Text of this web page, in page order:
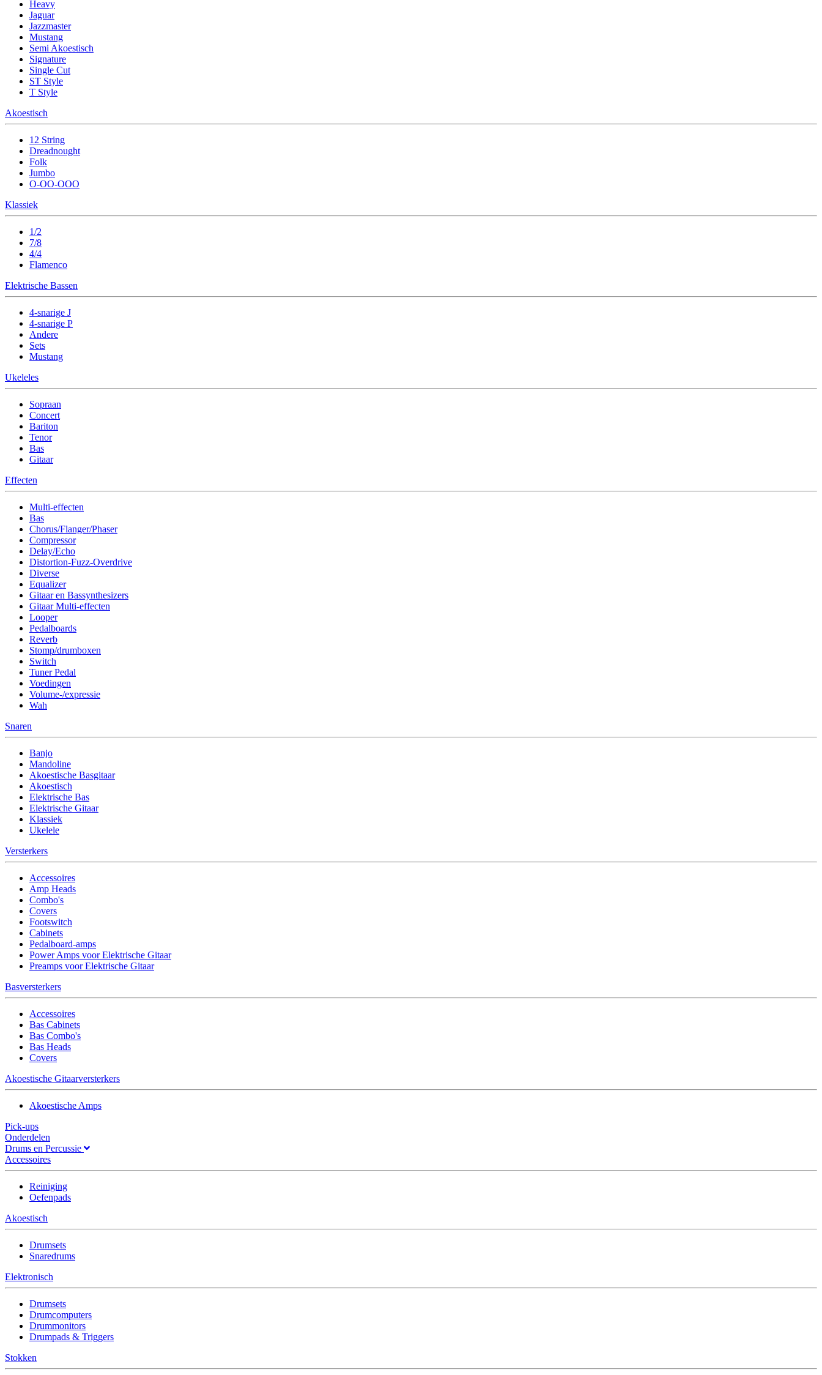
Heavy
Jaguar
Jazzmaster
Mustang
Semi Akoestisch
Signature
Single Cut
ST Style
T Style
Akoestisch
12 String
Dreadnought
Folk
Jumbo
O-OO-OOO
Klassiek
1/2
7/8
4/4
Flamenco
Elektrische Bassen
4-snarige J
4-snarige P
Andere
Sets
Mustang
Ukeleles
Sopraan
Concert
Bariton
Tenor
Bas
Gitaar
Effecten
Multi-effecten
Bas
Chorus/Flanger/Phaser
Compressor
Delay/Echo
Distortion-Fuzz-Overdrive
Diverse
Equalizer
Gitaar en Bassynthesizers
Gitaar Multi-effecten
Looper
Pedalboards
Reverb
Stomp/drumboxen
Switch
Tuner Pedal
Voedingen
Volume-/expressie
Wah
Snaren
Banjo
Mandoline
Akoestische Basgitaar
Akoestisch
Elektrische Bas
Elektrische Gitaar
Klassiek
Ukelele
Versterkers
Accessoires
Amp Heads
Combo's
Covers
Footswitch
Cabinets
Pedalboard-amps
Power Amps voor Elektrische Gitaar
Preamps voor Elektrische Gitaar
Basversterkers
Accessoires
Bas Cabinets
Bas Combo's
Bas Heads
Covers
Akoestische Gitaarversterkers
Akoestische Amps
Pick-ups
Onderdelen
Drums en Percussie
Accessoires
Reiniging
Oefenpads
Akoestisch
Drumsets
Snaredrums
Elektronisch
Drumsets
Drumcomputers
Drummonitors
Drumpads & Triggers
Stokken